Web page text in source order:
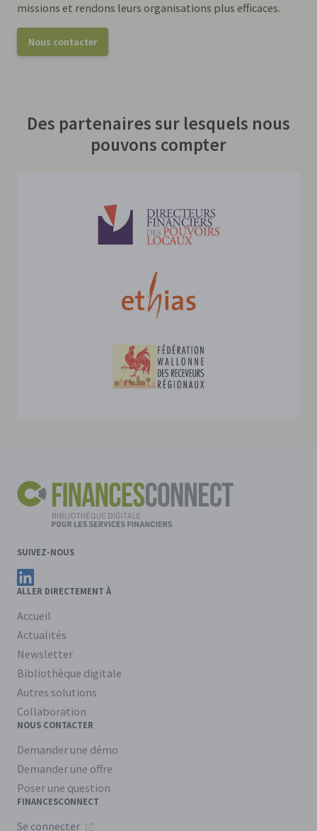
missions et rendons leurs organisations plus efficaces.
Nous contacter
Des partenaires sur lesquels nous
pouvons compter
SUIVEZ-NOUS
Suivez FinancesConnect sur LinkedIn
ALLER DIRECTEMENT À
Accueil
Actualités
Newsletter
Bibliothèque digitale
Autres solutions
Collaboration
NOUS CONTACTER
Demander une démo
Demander une offre
Poser une question
FINANCESCONNECT
Se connecter